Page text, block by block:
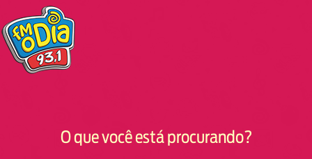
O que você está procurando?